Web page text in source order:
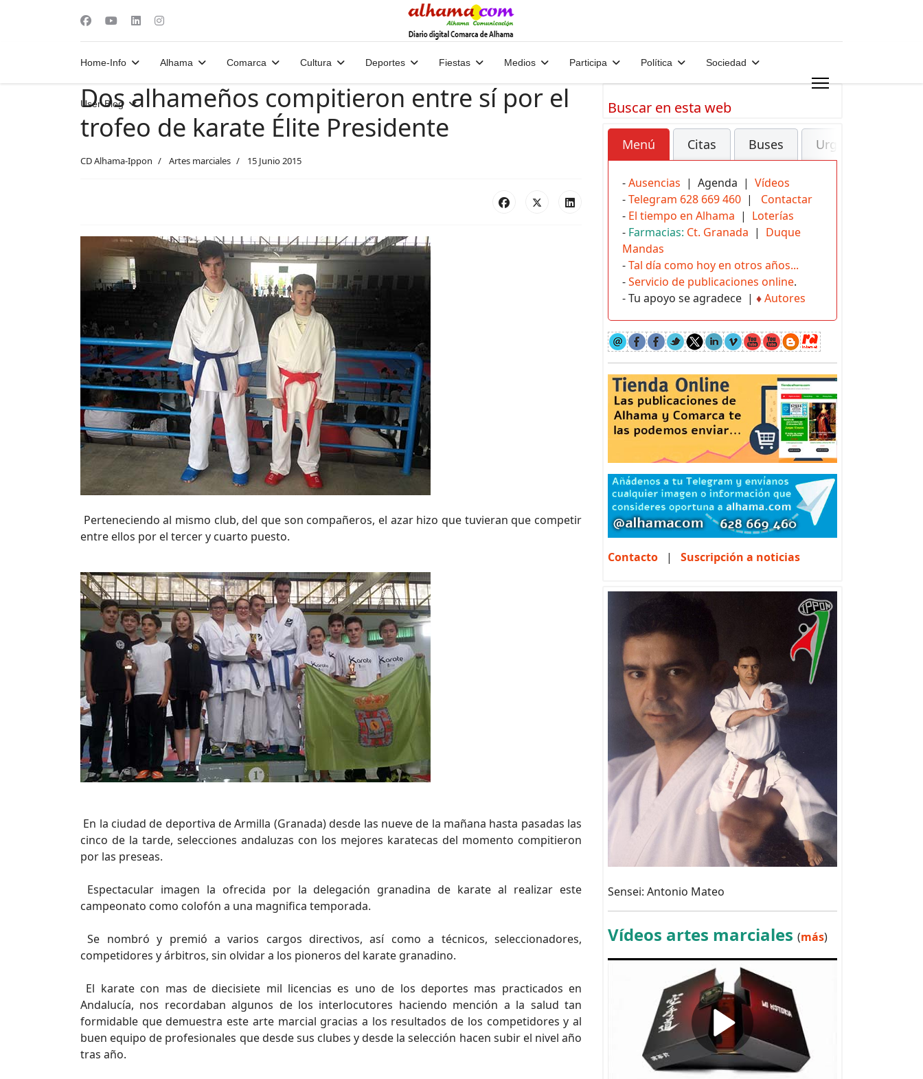
Home-Info Alhama Comarca Cultura Deportes Fiestas Medios Participa Política Sociedad
User-Blog
Dos alhameños compitieron entre sí por el
trofeo de karate Élite Presidente
CD Alhama-Ippon Artes marciales 15 Junio 2015
Perteneciendo al mismo club, del que son compañeros, el azar hizo que tuvieran que competir
entre ellos por el tercer y cuarto puesto.
En la ciudad de deportiva de Armilla (Granada) desde las nueve de la mañana hasta pasadas las
cinco de la tarde, selecciones andaluzas con los mejores karatecas del momento compitieron
por las preseas.
Espectacular imagen la ofrecida por la delegación granadina de karate al realizar este
campeonato como colofón a una magnifica temporada.
Se nombró y premió a varios cargos directivos, así como a técnicos, seleccionadores,
competidores y árbitros, sin olvidar a los pioneros del karate granadino.
El karate con mas de diecisiete mil licencias es uno de los deportes mas practicados en
Andalucía, nos recordaban algunos de los interlocutores haciendo mención a la salud tan
formidable que demuestra este arte marcial gracias a los resultados de los competidores y al
buen equipo de profesionales que desde sus clubes y desde la selección hacen subir el nivel año
tras año.
Buscar en esta web
Menú Citas Buses Urgencias
-Ausencias | Agenda | Vídeos
-Telegram 628 669 460 | Contactar
- El tiempo en Alhama | Loterías
- Farmacias: Ct. Granada | Duque
Mandas
-Tal día como hoy en otros años...
-Servicio de publicaciones online.
- Tu apoyo se agradece | ♦Autores
Contacto | Suscripción a noticias
Sensei: Antonio Mateo
Vídeos artes marciales (más)